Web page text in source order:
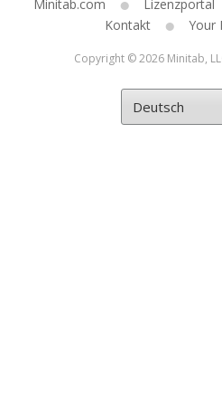
Minitab.com Lizenzportal
Kontakt
Your
Copyright © 2026 Minitab,